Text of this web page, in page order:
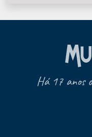
Há 17 anos